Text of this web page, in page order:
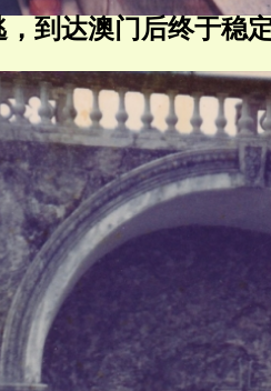
，到达澳门后终于稳